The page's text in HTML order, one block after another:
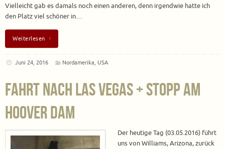
Vielleicht gab es damals noch einen anderen, denn irgendwie hatte ich
den Platz viel schöner in…
Weiterlesen
Juni 24, 2016 Nordamerika USA
Fahrt nach Las Vegas + Stopp am
Hoover Dam
Der heutige Tag (03.05.2016) führt
uns von Williams, Arizona, zurück